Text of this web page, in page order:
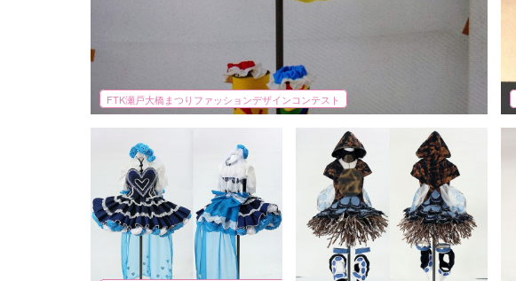
FTK瀬戸大橋まつりファッションデザインコンテスト